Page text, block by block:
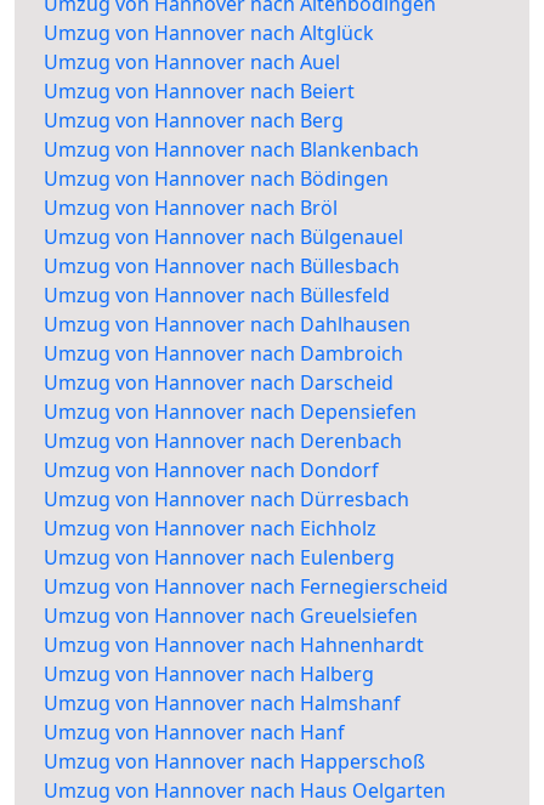
Umzug von Hannover nach Altglück
Umzug von Hannover nach Auel
Umzug von Hannover nach Beiert
Umzug von Hannover nach Berg
Umzug von Hannover nach Blankenbach
Umzug von Hannover nach Bödingen
Umzug von Hannover nach Bröl
Umzug von Hannover nach Bülgenauel
Umzug von Hannover nach Büllesbach
Umzug von Hannover nach Büllesfeld
Umzug von Hannover nach Dahlhausen
Umzug von Hannover nach Dambroich
Umzug von Hannover nach Darscheid
Umzug von Hannover nach Depensiefen
Umzug von Hannover nach Derenbach
Umzug von Hannover nach Dondorf
Umzug von Hannover nach Dürresbach
Umzug von Hannover nach Eichholz
Umzug von Hannover nach Eulenberg
Umzug von Hannover nach Fernegierscheid
Umzug von Hannover nach Greuelsiefen
Umzug von Hannover nach Hahnenhardt
Umzug von Hannover nach Halberg
Umzug von Hannover nach Halmshanf
Umzug von Hannover nach Hanf
Umzug von Hannover nach Happerschoß
Umzug von Hannover nach Haus Oelgarten